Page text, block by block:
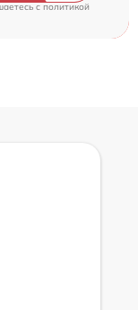
c политикой